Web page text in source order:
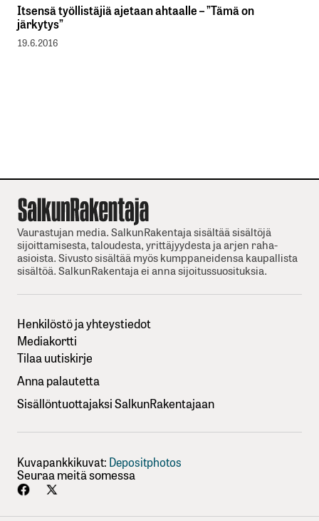
Itsensä työllistäjiä ajetaan ahtaalle – ”Tämä on
järkytys”
19.6.2016
Vaurastujan media. SalkunRakentaja sisältää sisältöjä
sijoittamisesta, taloudesta, yrittäjyydesta ja arjen raha-
asioista. Sivusto sisältää myös kumppaneidensa kaupallista
sisältöä. SalkunRakentaja ei anna sijoitussuosituksia.
Henkilöstö ja yhteystiedot
Mediakortti
Tilaa uutiskirje
Anna palautetta
Sisällöntuottajaksi SalkunRakentajaan
Kuvapankkikuvat: Depositphotos
Seuraa meitä somessa